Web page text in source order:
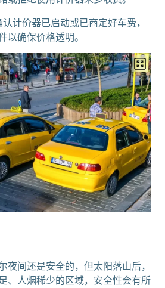
计价器已启动或已商定好车费，
以确保价格透明。
夜间还是安全的，但太阳落山后，
、人烟稀少的区域，安全性会有所